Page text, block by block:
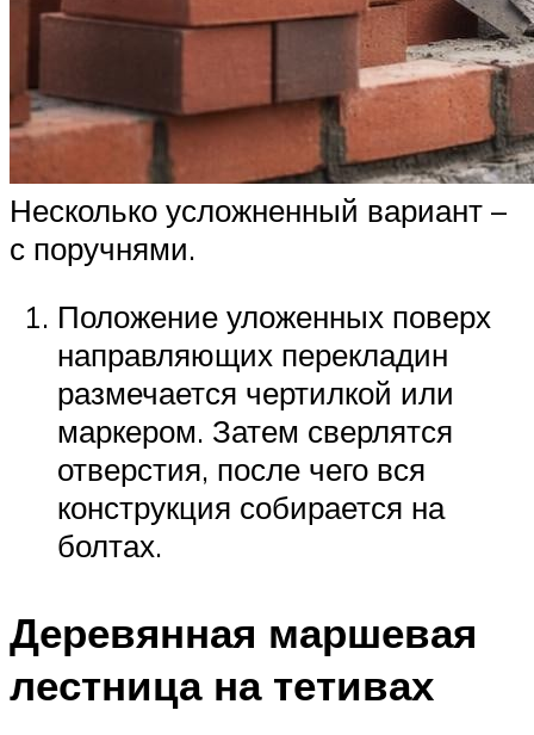
Несколько усложненный вариант –
с поручнями.
Положение уложенных поверх
направляющих перекладин
размечается чертилкой или
маркером. Затем сверлятся
отверстия, после чего вся
конструкция собирается на
болтах.
Деревянная маршевая
лестница на тетивах